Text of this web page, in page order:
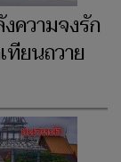
ความจงรัก
ทียนถวาย